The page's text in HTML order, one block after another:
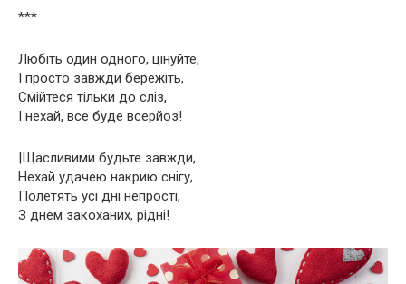
***
Любіть один одного, цінуйте,
І просто завжди бережіть,
Смійтеся тільки до сліз,
І нехай, все буде всерйоз!
|Щасливими будьте завжди,
Нехай удачею накрию снігу,
Полетять усі дні непрості,
З днем ​​закоханих, рідні!